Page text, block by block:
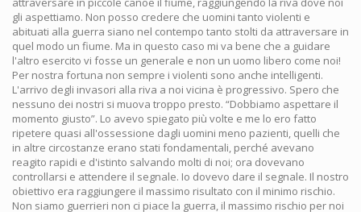
gli aspettiamo. Non posso credere che uomini tanto violenti e
abituati alla guerra siano nel contempo tanto stolti da attraversare in
quel modo un fiume. Ma in questo caso mi va bene che a guidare
l'altro esercito vi fosse un generale e non un uomo libero come noi!
Per nostra fortuna non sempre i violenti sono anche intelligenti.
L'arrivo degli invasori alla riva a noi vicina è progressivo. Spero che
nessuno dei nostri si muova troppo presto. “Dobbiamo aspettare il
momento giusto”. Lo avevo spiegato più volte e me lo ero fatto
ripetere quasi all'ossessione dagli uomini meno pazienti, quelli che
in altre circostanze erano stati fondamentali, perché avevano
reagito rapidi e d'istinto salvando molti di noi; ora dovevano
controllarsi e attendere il segnale. Io dovevo dare il segnale. Il nostro
obiettivo era raggiungere il massimo risultato con il minimo rischio.
Non siamo guerrieri non ci piace la guerra, il massimo rischio per noi